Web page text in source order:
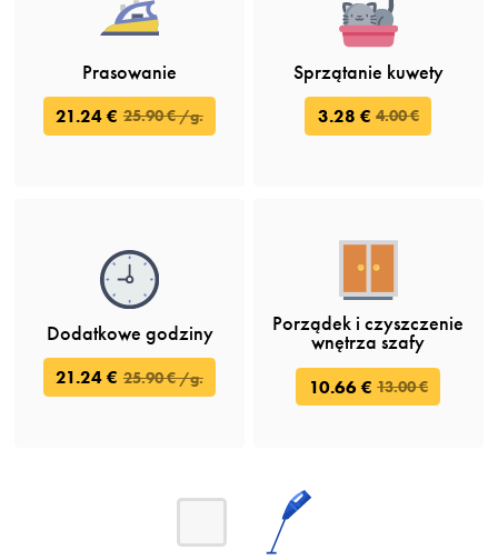
Prasowanie
21.24 € 25.90 € /g.
Sprzątanie kuwety
3.28 € 4.00 €
Dodatkowe godziny
21.24 € 25.90 € /g.
Porządek i czyszczenie
wnętrza szafy
10.66 € 13.00 €